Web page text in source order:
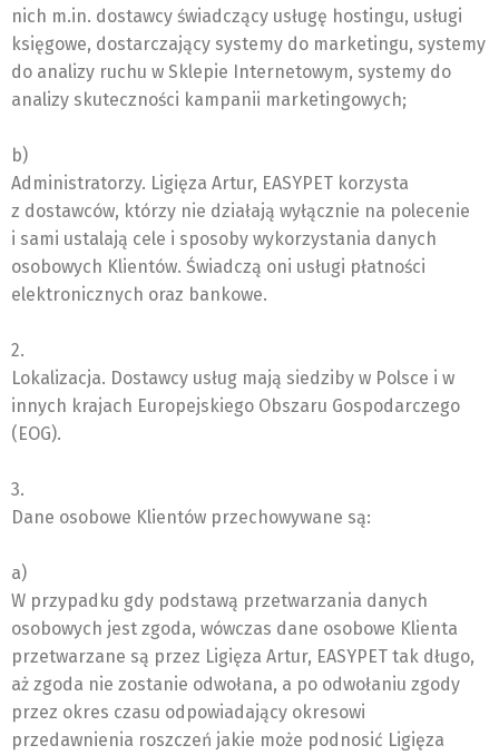
nich m.in. dostawcy świadczący usługę hostingu, usługi
księgowe, dostarczający systemy do marketingu, systemy
do analizy ruchu w Sklepie Internetowym, systemy do
analizy skuteczności kampanii marketingowych;
b)
Administratorzy. Ligięza Artur, EASYPET korzysta
z dostawców, którzy nie działają wyłącznie na polecenie
i sami ustalają cele i sposoby wykorzystania danych
osobowych Klientów. Świadczą oni usługi płatności
elektronicznych oraz bankowe.
2.
Lokalizacja. Dostawcy usług mają siedziby w Polsce i w
innych krajach Europejskiego Obszaru Gospodarczego
(EOG).
3.
Dane osobowe Klientów przechowywane są:
a)
W przypadku gdy podstawą przetwarzania danych
osobowych jest zgoda, wówczas dane osobowe Klienta
przetwarzane są przez Ligięza Artur, EASYPET tak długo,
aż zgoda nie zostanie odwołana, a po odwołaniu zgody
przez okres czasu odpowiadający okresowi
przedawnienia roszczeń jakie może podnosić Ligięza